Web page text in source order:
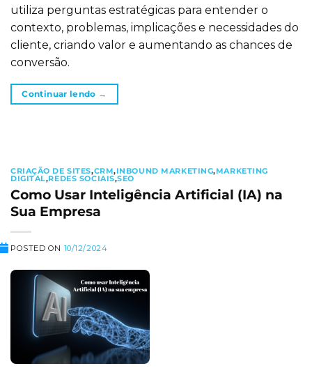
utiliza perguntas estratégicas para entender o
contexto, problemas, implicações e necessidades do
cliente, criando valor e aumentando as chances de
conversão.
Continuar lendo →
CRIAÇÃO DE SITES,CRM,INBOUND MARKETING,MARKETING
DIGITAL,REDES SOCIAIS,SEO
Como Usar Inteligência Artificial (IA) na
Sua Empresa
POSTED ON 10/12/2024